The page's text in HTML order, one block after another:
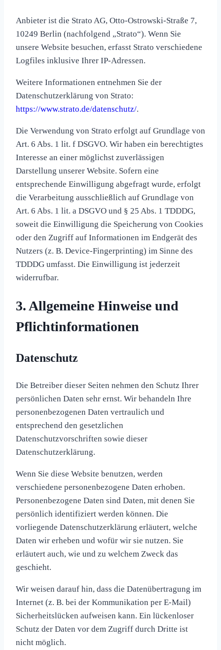
Anbieter ist die Strato AG, Otto-Ostrowski-Straße 7,
10249 Berlin (nachfolgend „Strato“). Wenn Sie
unsere Website besuchen, erfasst Strato verschiedene
Logfiles inklusive Ihrer IP-Adressen.
Weitere Informationen entnehmen Sie der
Datenschutzerklärung von Strato:
https://www.strato.de/datenschutz/.
Die Verwendung von Strato erfolgt auf Grundlage von
Art. 6 Abs. 1 lit. f DSGVO. Wir haben ein berechtigtes
Interesse an einer möglichst zuverlässigen
Darstellung unserer Website. Sofern eine
entsprechende Einwilligung abgefragt wurde, erfolgt
die Verarbeitung ausschließlich auf Grundlage von
Art. 6 Abs. 1 lit. a DSGVO und § 25 Abs. 1 TDDDG,
soweit die Einwilligung die Speicherung von Cookies
oder den Zugriff auf Informationen im Endgerät des
Nutzers (z. B. Device-Fingerprinting) im Sinne des
TDDDG umfasst. Die Einwilligung ist jederzeit
widerrufbar.
3. Allgemeine Hinweise und
Pflicht­informationen
Datenschutz
Die Betreiber dieser Seiten nehmen den Schutz Ihrer
persönlichen Daten sehr ernst. Wir behandeln Ihre
personenbezogenen Daten vertraulich und
entsprechend den gesetzlichen
Datenschutzvorschriften sowie dieser
Datenschutzerklärung.
Wenn Sie diese Website benutzen, werden
verschiedene personenbezogene Daten erhoben.
Personenbezogene Daten sind Daten, mit denen Sie
persönlich identifiziert werden können. Die
vorliegende Datenschutzerklärung erläutert, welche
Daten wir erheben und wofür wir sie nutzen. Sie
erläutert auch, wie und zu welchem Zweck das
geschieht.
Wir weisen darauf hin, dass die Datenübertragung im
Internet (z. B. bei der Kommunikation per E-Mail)
Sicherheitslücken aufweisen kann. Ein lückenloser
Schutz der Daten vor dem Zugriff durch Dritte ist
nicht möglich.